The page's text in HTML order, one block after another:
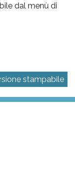
dal menù di
stampabile